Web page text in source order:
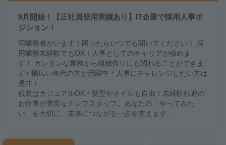
9月開始！【正社員登用実績あり】IT企業で採用人事ポ
ジション！
同業務者がいます！困ったらいつでも聞いてください！ 採
用業務未経験でもOK！人事としてのキャリアが積めま
す！ カンタンな業務から組織作りにも関わることができま
す○ 幅広い年代の方が活躍中＊人事にチャレンジしたい方は
是非！
服装はカジュアルOK＊髪型やネイルも自由！未経験歓迎の
お仕事が豊富なテンプスタッフ。あなたの「やってみた
い」を大切に、未来につながる一歩を支えます。